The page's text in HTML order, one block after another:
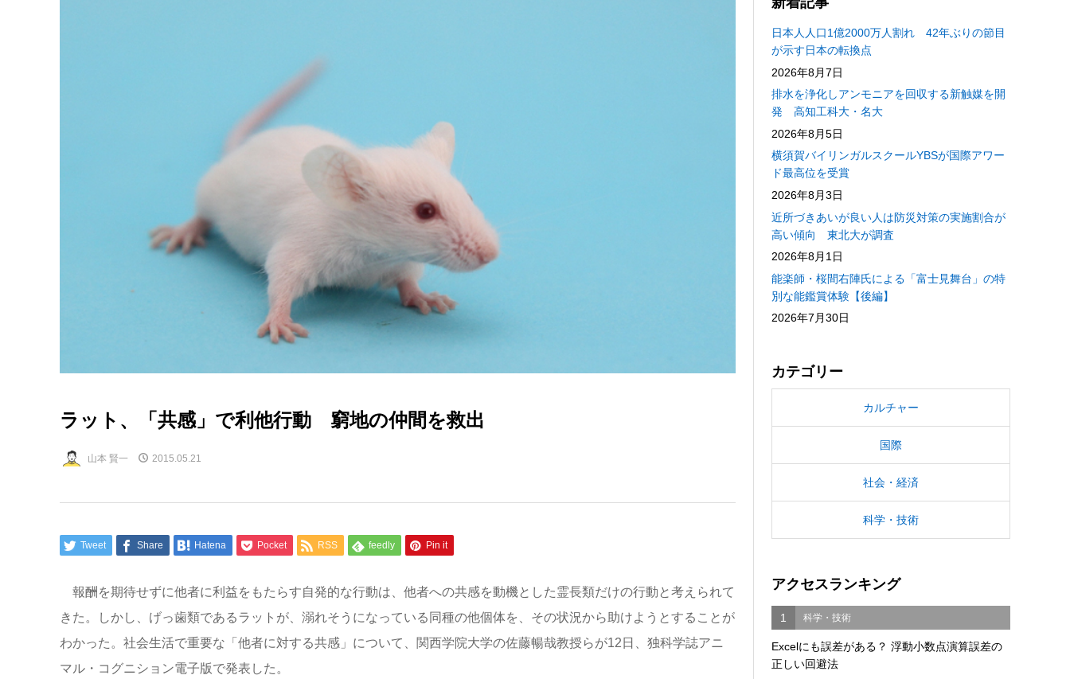
ラット、「共感」で利他行動 窮地の仲間を救出
山本 賢一 2015.05.21
Tweet Share Hatena Pocket RSS feedly Pin it
報酬を期待せずに他者に利益をもたらす自発的な行動は、他者への共感を動機とした霊長類だけの行動と考えられて
きた。しかし、げっ歯類であるラットが、溺れそうになっている同種の他個体を、その状況から助けようとすることが
わかった。社会生活で重要な「他者に対する共感」について、関西学院大学の佐藤暢哉教授らが12日、独科学誌アニ
マル・コグニション電子版で発表した。
日本人人口1億2000万人割れ 42年ぶりの節目
が示す日本の転換点
2026年8月7日
排水を浄化しアンモニアを回収する新触媒を開
発 高知工科大・名大
2026年8月5日
横須賀バイリンガルスクールYBSが国際アワー
ド最高位を受賞
2026年8月3日
近所づきあいが良い人は防災対策の実施割合が
高い傾向 東北大が調査
2026年8月1日
能楽師・桜間右陣氏による「富士見舞台」の特
別な能鑑賞体験【後編】
2026年7月30日
カテゴリー
カルチャー
国際
社会・経済
科学・技術
アクセスランキング
1 科学・技術
Excelにも誤差がある？ 浮動小数点演算誤差の
正しい回避法